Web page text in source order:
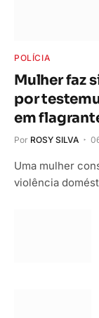
POLÍCIA
Mulher faz
por
em
Por ROSY SILVA
Uma mulher
violência